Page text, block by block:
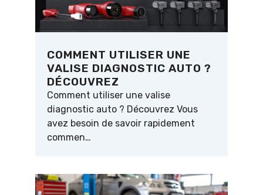
COMMENT UTILISER UNE
VALISE DIAGNOSTIC AUTO ?
DÉCOUVREZ
Comment utiliser une valise
diagnostic auto ? Découvrez Vous
avez besoin de savoir rapidement
commen…